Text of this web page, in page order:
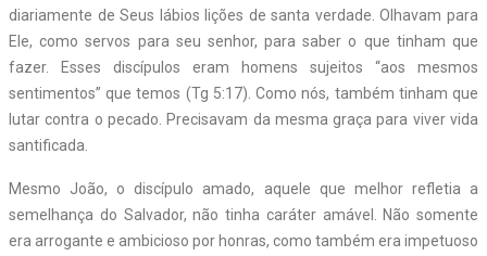
diariamente de Seus lábios lições de santa verdade. Olhavam para
Ele, como servos para seu senhor, para saber o que tinham que
fazer. Esses discípulos eram homens sujeitos “aos mesmos
sentimentos” que temos (Tg 5:17). Como nós, também tinham que
lutar contra o pecado. Precisavam da mesma graça para viver vida
santificada.
Mesmo João, o discípulo amado, aquele que melhor refletia a
semelhança do Salvador, não tinha caráter amável. Não somente
era arrogante e ambicioso por honras, como também era impetuoso